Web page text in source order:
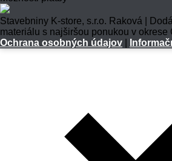
Stavebniny K-store, s.r.o. Raková |
materiálu s najširšou ponukou v okrese
Ochrana osobných údajov